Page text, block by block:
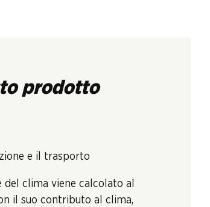
prodotto
e il trasporto
clima viene calcolato al
il suo contributo al clima,